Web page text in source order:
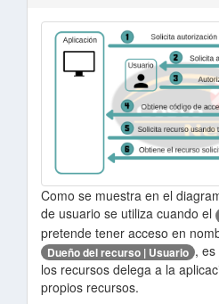
Como se muestra en el
de usuario se utiliza cuando el
pretende tener acceso en
Dueño del recurso | Usuario ,
los recursos delega a la
propios recursos.